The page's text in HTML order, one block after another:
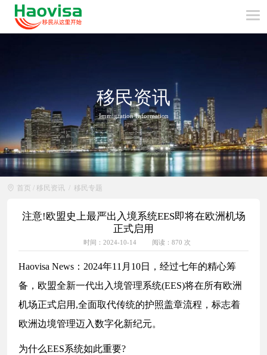
移民资讯
Immigration Information
首页 / 移民资讯 / 移民专题
注意!欧盟史上最严出入境系统EES即将在欧洲机场
正式启用
时间：2024-10-14 阅读：870 次
Haovisa News：2024年11月10日，经过七年的精心筹
备，欧盟全新一代出入境管理系统(EES)将在所有欧洲
机场正式启用,全面取代传统的护照盖章流程，标志着
欧洲边境管理迈入数字化新纪元。
为什么EES系统如此重要?